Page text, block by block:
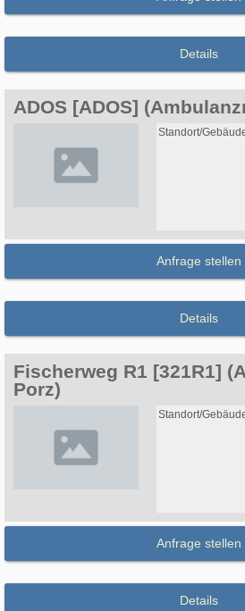
Details
ADOS [ADOS]
Standort/
Anfrage stellen
Details
Fischerweg R1 [321R1]
Porz)
Standort/
Anfrage stellen
Details